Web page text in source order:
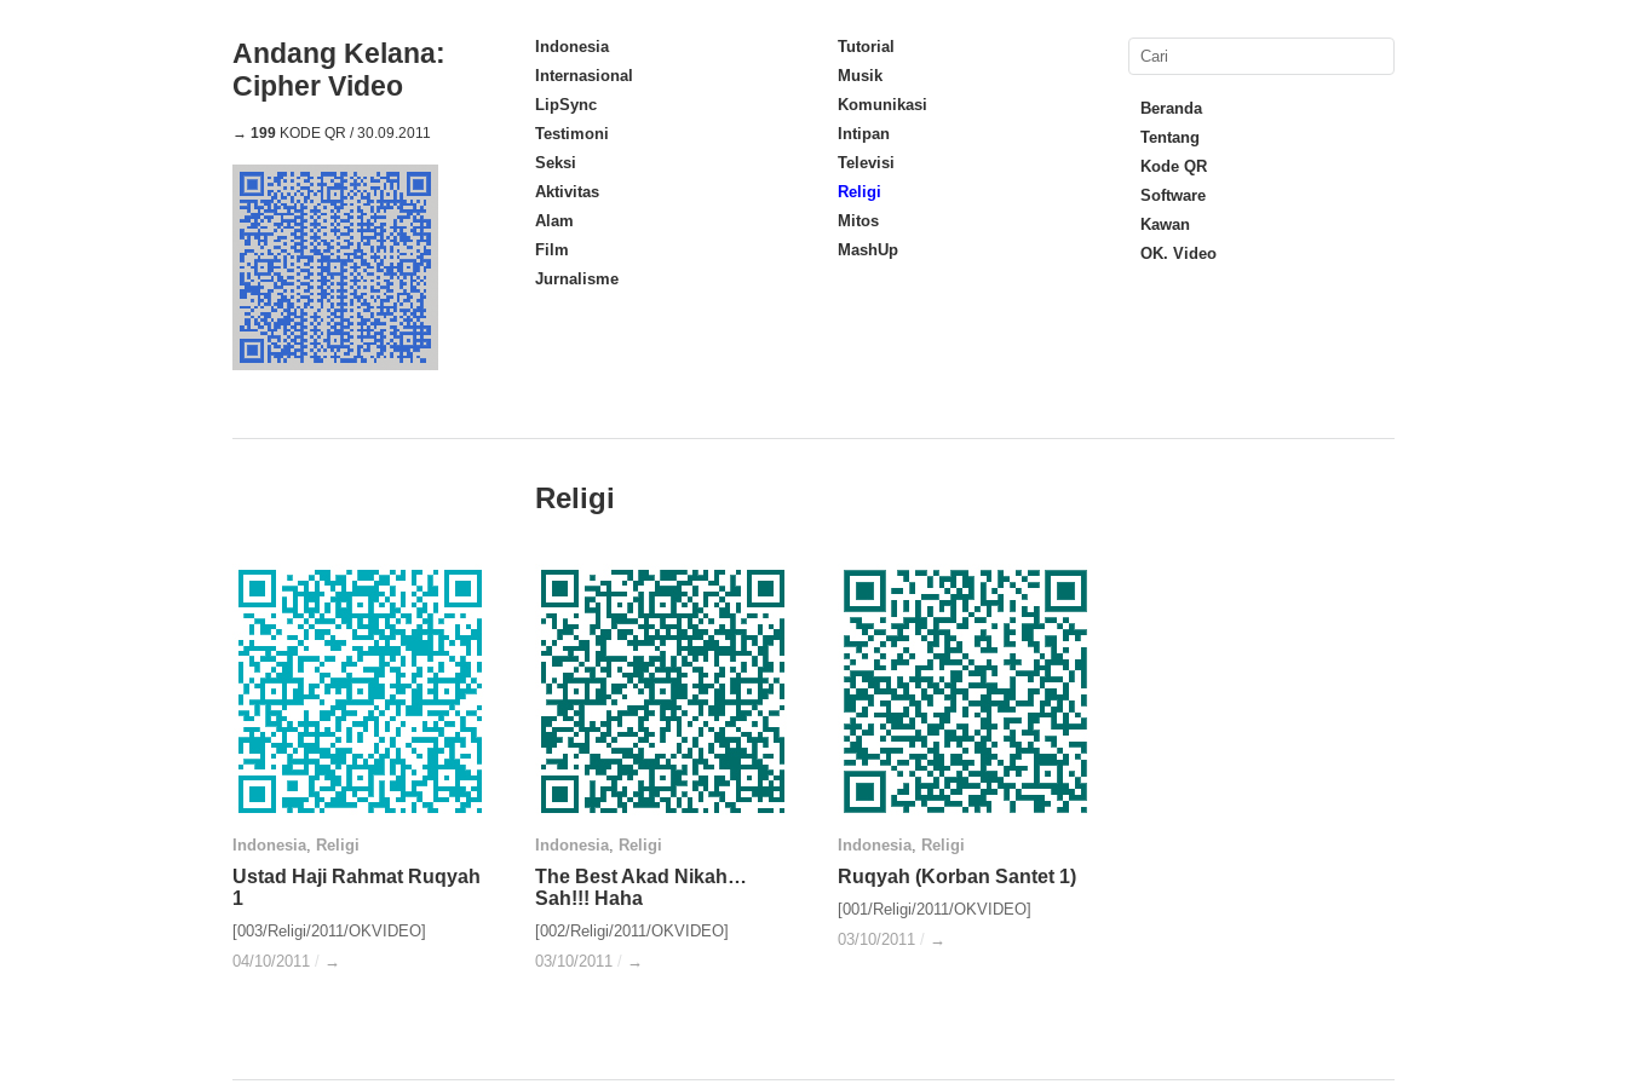
Andang Kelana:
Cipher Video
→ 199 KODE QR / 30.09.2011
Indonesia
Internasional
LipSync
Testimoni
Seksi
Aktivitas
Alam
Film
Jurnalisme
Tutorial
Musik
Komunikasi
Intipan
Televisi
Religi
Mitos
MashUp
Beranda
Tentang
Kode QR
Software
Kawan
OK. Video
Religi
Indonesia, Religi
Ustad Haji Rahmat Ruqyah
1
[003/Religi/2011/OKVIDEO]
04/10/2011 / →
Indonesia Religi
Ustad Haji Rahmat Ruqyah
1
04/10/2011 / →
Indonesia, Religi
The Best Akad Nikah…
Sah!!! Haha
[002/Religi/2011/OKVIDEO]
03/10/2011 / →
Indonesia Religi
The Best Akad Nikah…
Sah!!! Haha
03/10/2011 / →
Indonesia, Religi
Ruqyah (Korban Santet 1)
[001/Religi/2011/OKVIDEO]
03/10/2011 / →
Indonesia Religi
Ruqyah (Korban Santet 1)
03/10/2011 / →